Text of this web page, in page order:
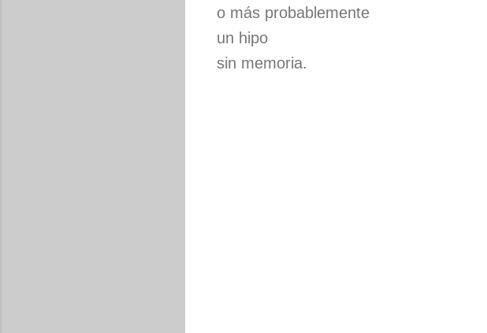
o más probablemente
un hipo
sin memoria.